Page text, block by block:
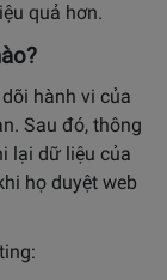
quả hơn.
hành vi của
Sau đó, thông
lại dữ liệu của
họ duyệt web